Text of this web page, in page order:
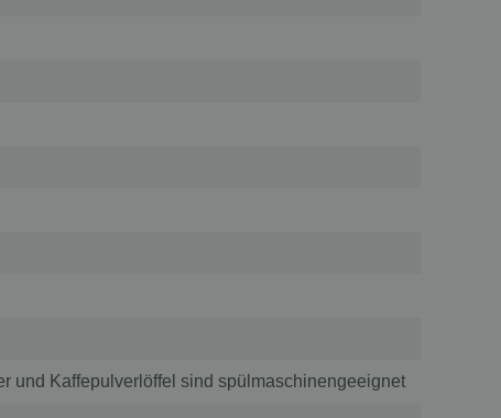
und Kaffepulverlöffel sind spülmaschinengeeignet